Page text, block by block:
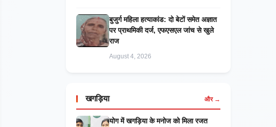
बुजुर्ग महिला हत्याकांड: दो बेटों समेत अज्ञात
पर प्राथमिकी दर्ज, एफएसएल जांच से खुले
राज
August 4, 2026
खगड़िया और →
​योग में खगड़िया के मनोज को मिला रजत